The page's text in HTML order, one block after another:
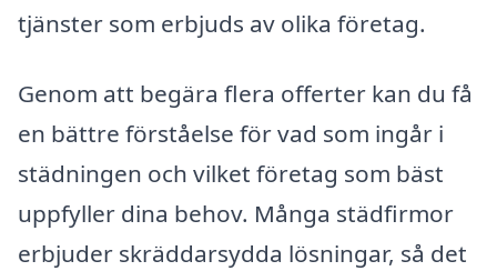
tjänster som erbjuds av olika företag.
Genom att begära flera offerter kan du få
en bättre förståelse för vad som ingår i
städningen och vilket företag som bäst
uppfyller dina behov. Många städfirmor
erbjuder skräddarsydda lösningar, så det